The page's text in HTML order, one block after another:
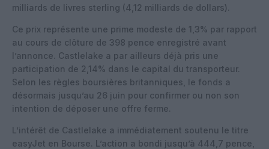
milliards de livres sterling (4,12 milliards de dollars).
Ce prix représente une prime modeste de 1,3% par rapport
au cours de clôture de 398 pence enregistré avant
l’annonce. Castlelake a par ailleurs déjà pris une
participation de 2,14% dans le capital du transporteur.
Selon les règles boursières britanniques, le fonds a
désormais jusqu’au 26 juin pour confirmer ou non son
intention de déposer une offre ferme.
L’intérêt de Castlelake a immédiatement soutenu le titre
easyJet en Bourse. L’action a bondi jusqu’à 444,7 pence,